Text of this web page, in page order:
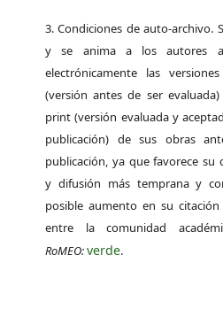
3. Condiciones de auto-archivo.
y se anima a los autores
electrónicamente las
(versión antes de ser
print (versión evaluada y
publicación) de sus obras
publicación, ya que favorece su
y difusión más temprana y
posible aumento en su citación
entre la comunidad
RoMEO:verde.